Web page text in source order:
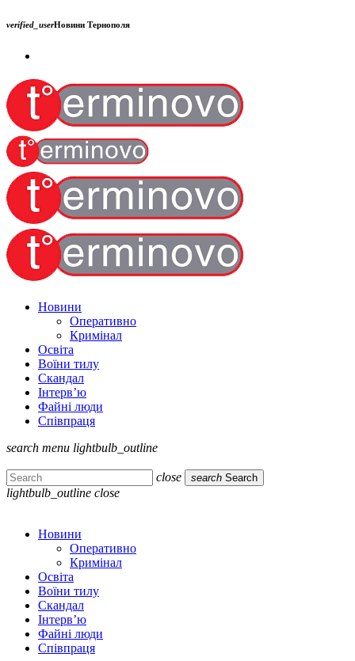
verified_userНовини Тернополя
Новини
Оперативно
Кримінал
Освіта
Воїни тилу
Скандал
Інтерв’ю
Файні люди
Співпраця
search menu lightbulb_outline
close search Search
lightbulb_outline close
Новини
Оперативно
Кримінал
Освіта
Воїни тилу
Скандал
Інтерв’ю
Файні люди
Співпраця